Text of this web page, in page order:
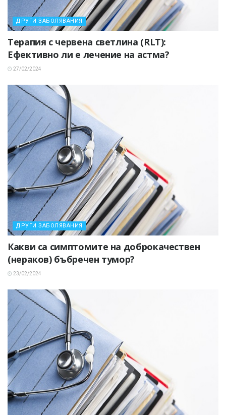
ДРУГИ ЗАБОЛЯВАНИЯ
Терапия с червена светлина (RLT):
Ефективно ли е лечение на астма?
27/02/2024
ДРУГИ ЗАБОЛЯВАНИЯ
Какви са симптомите на доброкачествен
(нераков) бъбречен тумор?
23/02/2024